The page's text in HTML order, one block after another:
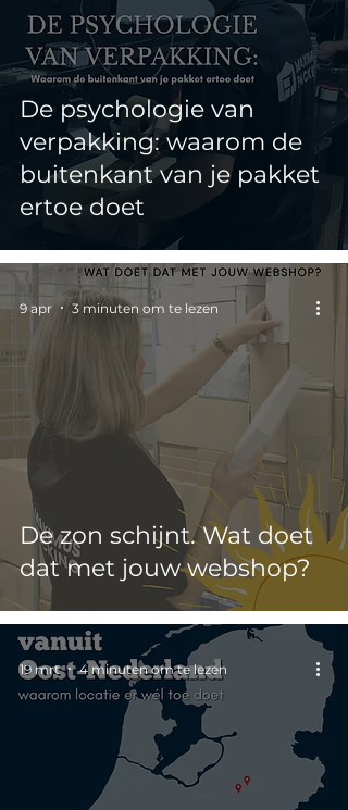
De psychologie van
verpakking: waarom de
buitenkant van je pakket
ertoe doet
De zon schijnt. Wat doet
dat met jouw webshop?
9 apr 3 minuten om te lezen
19 mrt 4 minuten om te lezen